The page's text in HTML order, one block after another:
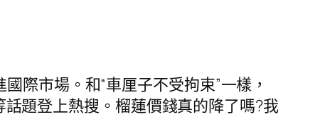
際市場。和“車厘子不受拘束”一樣，
話題登上熱搜。榴蓮價錢真的降了嗎?我